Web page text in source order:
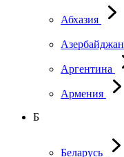
Абхазия
Азербайджан
Аргентина
Армения
Б
Беларусь